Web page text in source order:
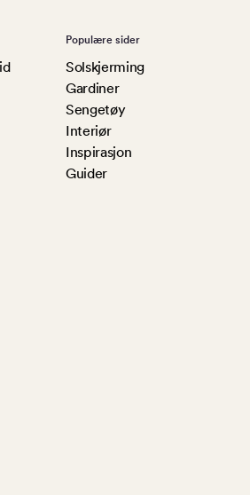
Populære sider
Solskjerming
Gardiner
Sengetøy
Interiør
Inspirasjon
Guider